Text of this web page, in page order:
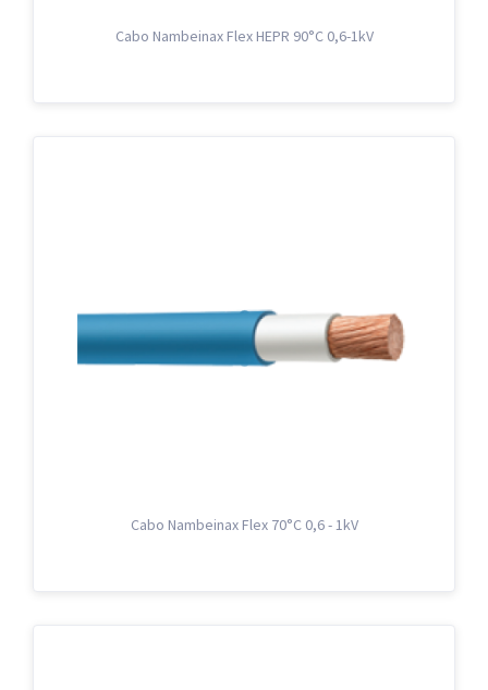
Cabo Nambeinax Flex HEPR 90°C 0,6-1kV
Cabo Nambeinax Flex 70°C 0,6 - 1kV